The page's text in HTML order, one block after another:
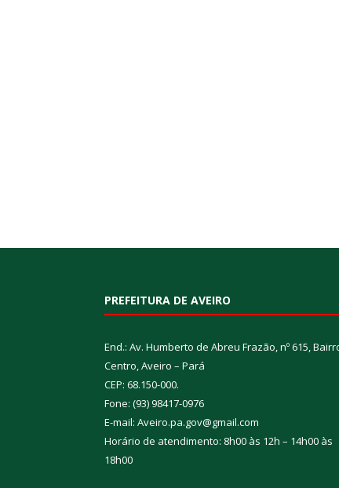
PREFEITURA DE AVEIRO
End.: Av. Humberto de Abreu Frazão, nº 615,
Centro, Aveiro – Pará
CEP: 68.150-000.
Fone: (93) 98417-0976
E-mail: Aveiro.pa.gov@gmail.com
Horário de atendimento: 8h00 às 12h – 14h00 às
18h00